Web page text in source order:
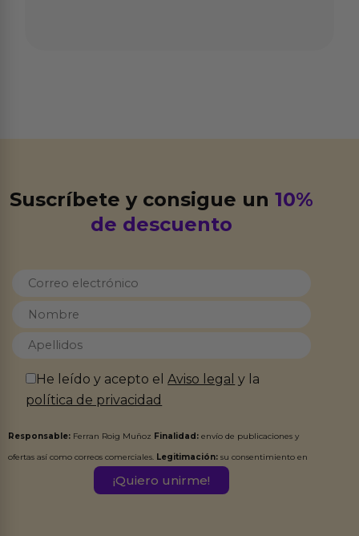
Suscríbete y consigue un10%
de descuento
He leído y acepto elAviso legal y la
política de privacidad
Responsable: Ferran Roig Muñoz Finalidad: envío de publicaciones y
ofertas así como correos comerciales. Legitimación: su consentimiento en
Destinatarios:Ferran Roig Muñoz. Podrás ejercer tus